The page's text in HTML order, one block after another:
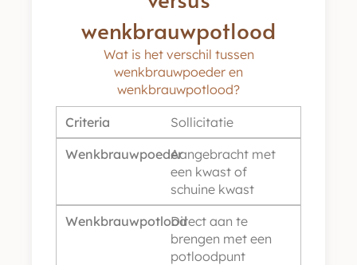
wenkbrauwpotlood
Wat is het verschil tussen
wenkbrauwpoeder en
wenkbrauwpotlood?
Criteria
Sollicitatie
WenkbrauwpoederAangebracht met
een kwast of
schuine kwast
WenkbrauwpotloodDirect aan te
brengen met een
potloodpunt